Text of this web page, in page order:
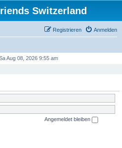
Switzerland
Anmelden
Registrieren
Aug 08, 2026 9:55 am
Angemeldet bleiben